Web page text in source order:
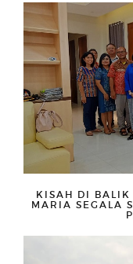
KISAH DI BALIK
MARIA SEGALA